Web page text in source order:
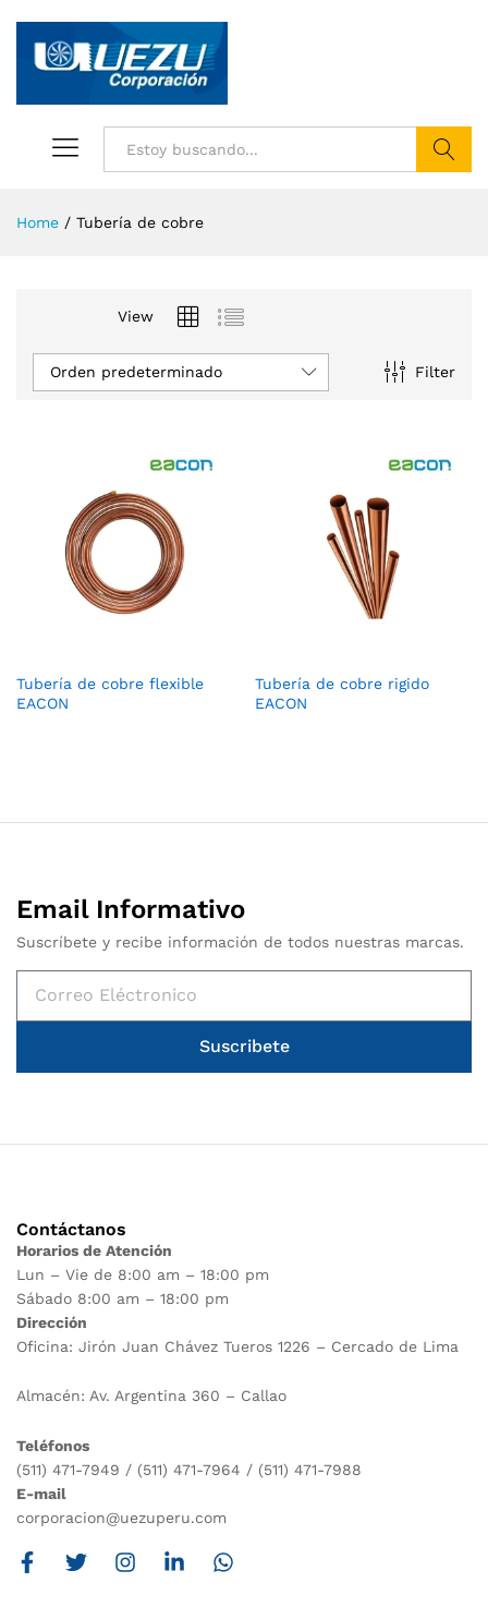
Home / Tubería de cobre
View
Filter
Orden predeterminado
Tubería de cobre flexible
EACON
Tubería de cobre rigido
EACON
Email Informativo
Suscríbete y recibe información de todos nuestras marcas.
Suscribete
Contáctanos
Horarios de Atención
Lun – Vie de 8:00 am – 18:00 pm
Sábado 8:00 am – 18:00 pm
Dirección
Oficina: Jirón Juan Chávez Tueros 1226 – Cercado de Lima
Almacén: Av. Argentina 360 – Callao
Teléfonos
(511) 471-7949 / (511) 471-7964 / (511) 471-7988
E-mail
corporacion@uezuperu.com